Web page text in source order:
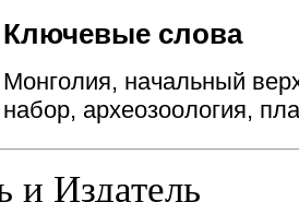
Ключевые слова
Монголия, начальный
набор, археозоология,
и Издатель